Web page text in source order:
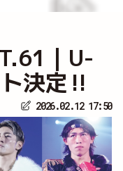
｜U-
決定‼
2026.02.12 17:50